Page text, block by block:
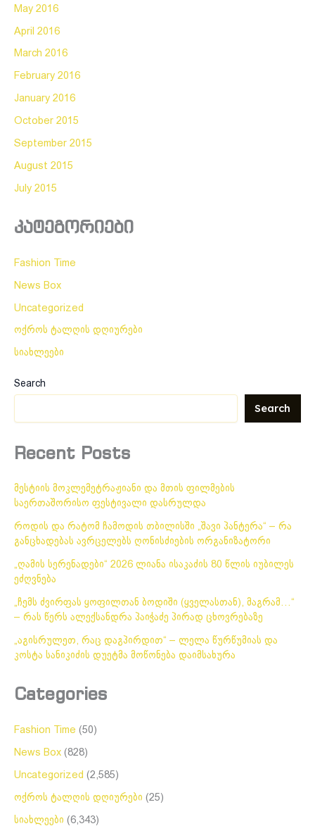
May 2016
April 2016
March 2016
February 2016
January 2016
October 2015
September 2015
August 2015
July 2015
კატეგორიები
Fashion Time
News Box
Uncategorized
ოქროს ტალღის დღიურები
სიახლეები
Search
Search
Recent Posts
მესტიის მოკლემეტრაჟიანი და მთის ფილმების
საერთაშორისო ფესტივალი დასრულდა
როდის და რატომ ჩამოდის თბილისში „შავი პანტერა“ – რა
განცხადებას ავრცელებს ღონისძიების ორგანიზატორი
„ღამის სერენადები“ 2026 ლიანა ისაკაძის 80 წლის იუბილეს
ეძღვნება
„ჩემს ძვირფას ყოფილთან ბოდიში (ყველასთან), მაგრამ…“
– რას წერს ალექსანდრა პაიჭაძე პირად ცხოვრებაზე
„აგისრულეთ, რაც დაგპირდით“ – ლელა წურწუმიას და
კოსტა სანიკიძის დუეტმა მოწონება დაიმსახურა
Categories
Fashion Time (50)
News Box (828)
Uncategorized (2,585)
ოქროს ტალღის დღიურები (25)
სიახლეები (6,343)